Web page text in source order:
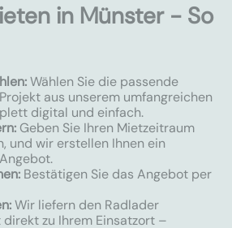
in Münster - So
Wählen Sie die passende
aus unserem umfangreichen
digital und einfach.
Geben Sie Ihren Mietzeitraum
und wir erstellen Ihnen ein
Bestätigen Sie das Angebot per
Wir liefern den Radlader
zu Ihrem Einsatzort –